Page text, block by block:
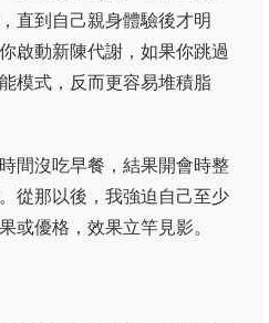
直到自己親身體驗後才明
啟動新陳代謝，如果你跳過
模式，反而更容易堆積脂
間沒吃早餐，結果開會時整
從那以後，我強迫自己至少
或優格，效果立竿見影。